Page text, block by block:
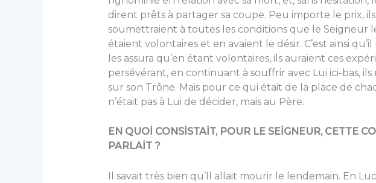
dirent prêts à partager sa coupe. Peu importe le prix,
soumettraient à toutes les conditions que le Seigneur
étaient volontaires et en avaient le désir. C’est ainsi
les assura qu’en étant volontaires, ils auraient ces
persévérant, en continuant à souffrir avec Lui ici-bas,
sur son Trône. Mais pour ce qui était de la place de
n’était pas à Lui de décider, mais au Père.
EN QUOİ CONSİSTAİT, POUR LE SEİGNEUR, CETTE
PARLAİT ?
Il savait très bien qu’Il allait mourir le lendemain. En Luc